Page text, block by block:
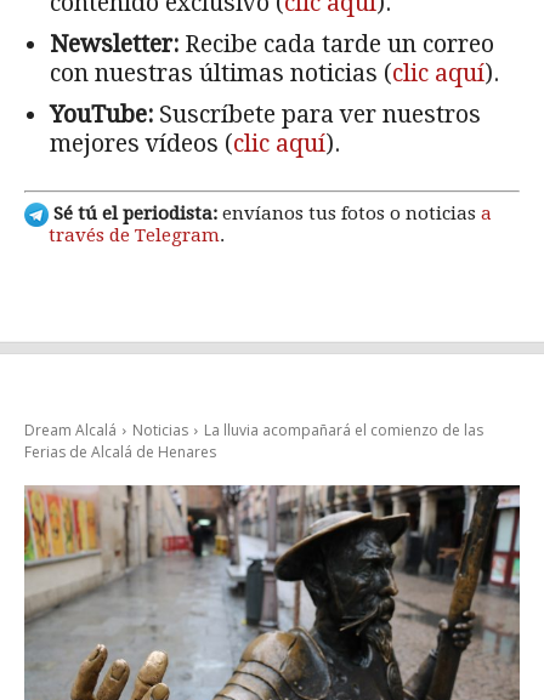
Newsletter: Recibe cada tarde un correo
con nuestras últimas noticias (clic aquí).
YouTube: Suscríbete para ver nuestros
mejores vídeos (clic aquí).
Sé tú el periodista: envíanos tus fotos o noticias a
través de Telegram.